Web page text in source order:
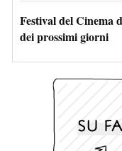
Festival del Cinema
dei prossimi giorni